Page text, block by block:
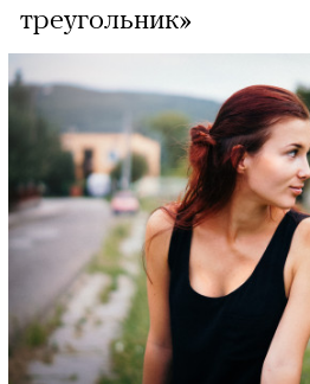
треугольник»